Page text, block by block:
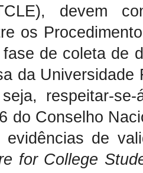
devem
os
de coleta de
da
respeitar-
do Conselho
evidências de
for College